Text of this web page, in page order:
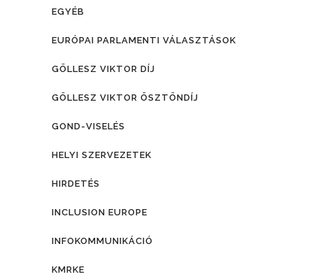
EGYÉB
EURÓPAI PARLAMENTI VÁLASZTÁSOK
GÖLLESZ VIKTOR DÍJ
GÖLLESZ VIKTOR ÖSZTÖNDÍJ
GOND-VISELÉS
HELYI SZERVEZETEK
HIRDETÉS
INCLUSION EUROPE
INFOKOMMUNIKÁCIÓ
KMRKE